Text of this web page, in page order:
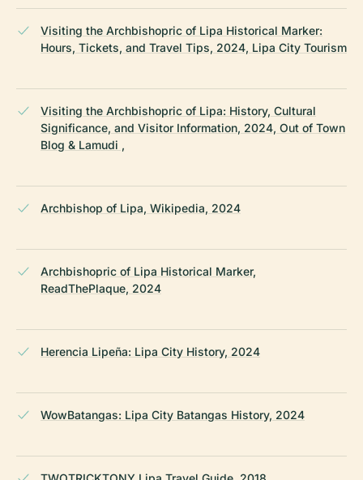
Visiting the Archbishopric of Lipa Historical Marker:
Hours, Tickets, and Travel Tips, 2024, Lipa City Tourism
Visiting the Archbishopric of Lipa: History, Cultural
Significance, and Visitor Information, 2024, Out of Town
Blog & Lamudi ,
Archbishop of Lipa, Wikipedia, 2024
Archbishopric of Lipa Historical Marker,
ReadThePlaque, 2024
Herencia Lipeña: Lipa City History, 2024
WowBatangas: Lipa City Batangas History, 2024